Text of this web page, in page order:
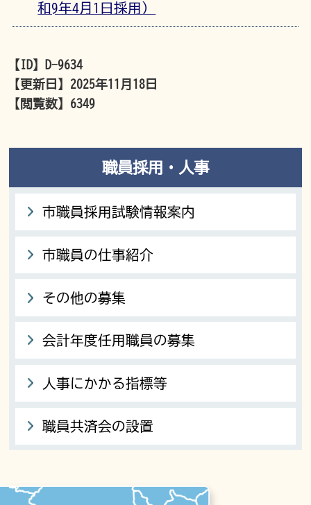
和9年4月1日採用）
【ID】
D-9634
【更新日】 2025年11月18日
【閲覧数】 6349
職員採用・人事
市職員採用試験情報案内
市職員の仕事紹介
その他の募集
会計年度任用職員の募集
人事にかかる指標等
職員共済会の設置